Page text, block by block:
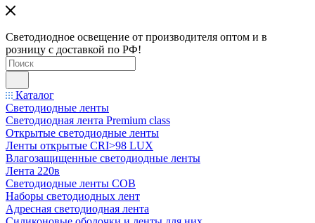
Светодиодное освещение от производителя оптом и в
розницу с доставкой по РФ!
Каталог
Светодиодные ленты
Светодиодная лента Premium class
Открытые светодиодные ленты
Ленты открытые CRI>98 LUX
Влагозащищенные светодиодные ленты
Лента 220в
Светодиодные ленты COB
Наборы светодиодных лент
Адресная светодиодная лента